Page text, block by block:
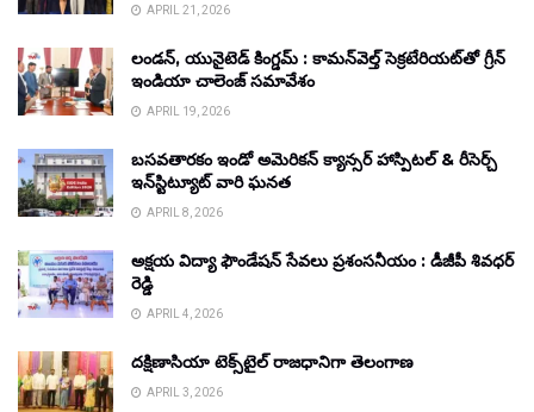
APRIL 21, 2026
లండన్, యునైటెడ్ కింగ్డమ్ : కామన్‌వెల్త్ సెక్రటేరియట్‌తో గ్రీన్
ఇండియా చాలెంజ్ సమావేశం
APRIL 19, 2026
బసవతారకం ఇండో అమెరికన్ క్యాన్సర్ హాస్పిటల్ & రీసెర్చ్
ఇన్‌స్టిట్యూట్ వారి ఘనత
APRIL 8, 2026
అక్షయ విద్యా ఫౌండేషన్ సేవలు ప్రశంసనీయం : డీజీపీ శివధర్
రెడ్డి
APRIL 4, 2026
దక్షిణాసియా టెక్స్‌టైల్ రాజధానిగా తెలంగాణ
APRIL 3, 2026